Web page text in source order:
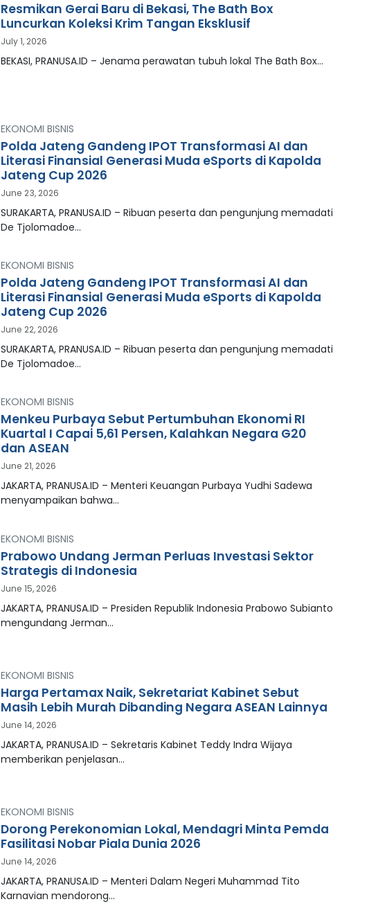
Resmikan Gerai Baru di Bekasi, The Bath Box
Luncurkan Koleksi Krim Tangan Eksklusif
July 1, 2026
BEKASI, PRANUSA.ID – Jenama perawatan tubuh lokal The Bath Box…
EKONOMI BISNIS
Polda Jateng Gandeng IPOT Transformasi AI dan
Literasi Finansial Generasi Muda eSports di Kapolda
Jateng Cup 2026
June 23, 2026
SURAKARTA, PRANUSA.ID – Ribuan peserta dan pengunjung memadati
De Tjolomadoe…
EKONOMI BISNIS
Polda Jateng Gandeng IPOT Transformasi AI dan
Literasi Finansial Generasi Muda eSports di Kapolda
Jateng Cup 2026
June 22, 2026
SURAKARTA, PRANUSA.ID – Ribuan peserta dan pengunjung memadati
De Tjolomadoe…
EKONOMI BISNIS
Menkeu Purbaya Sebut Pertumbuhan Ekonomi RI
Kuartal I Capai 5,61 Persen, Kalahkan Negara G20
dan ASEAN
June 21, 2026
JAKARTA, PRANUSA.ID – Menteri Keuangan Purbaya Yudhi Sadewa
menyampaikan bahwa…
EKONOMI BISNIS
Prabowo Undang Jerman Perluas Investasi Sektor
Strategis di Indonesia
June 15, 2026
JAKARTA, PRANUSA.ID – Presiden Republik Indonesia Prabowo Subianto
mengundang Jerman…
EKONOMI BISNIS
Harga Pertamax Naik, Sekretariat Kabinet Sebut
Masih Lebih Murah Dibanding Negara ASEAN Lainnya
June 14, 2026
JAKARTA, PRANUSA.ID – Sekretaris Kabinet Teddy Indra Wijaya
memberikan penjelasan…
EKONOMI BISNIS
Dorong Perekonomian Lokal, Mendagri Minta Pemda
Fasilitasi Nobar Piala Dunia 2026
June 14, 2026
JAKARTA, PRANUSA.ID – Menteri Dalam Negeri Muhammad Tito
Karnavian mendorong…